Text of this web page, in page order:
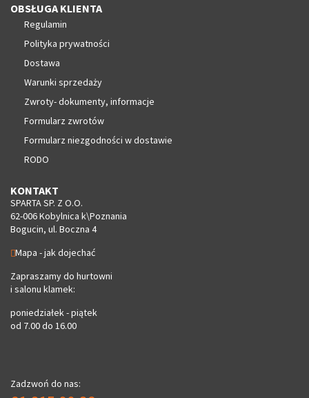
OBSŁUGA KLIENTA
Regulamin
Polityka prywatności
Dostawa
Warunki sprzedaży
Zwroty- dokumenty, informacje
Formularz zwrotów
Formularz niezgodności w dostawie
RODO
KONTAKT
SPARTA SP. Z O.O.
62-006 Kobylnica k\Poznania
Bogucin, ul. Boczna 4
Mapa - jak dojechać
Zapraszamy do hurtowni
i salonu klamek:
poniedziałek - piątek
od 7.00 do 16.00
Zadzwoń do nas: